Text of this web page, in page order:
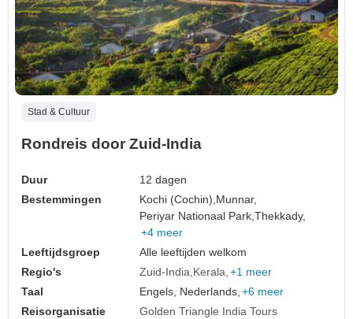
Stad & Cultuur
Rondreis door Zuid-India
Duur
12 dagen
Bestemmingen
Kochi (Cochin), Munnar,
Periyar Nationaal Park,Thekkady,
+4 meer
Leeftijdsgroep
Alle leeftijden welkom
Regio's
Zuid-India Kerala +1 meer
Taal
Engels, Nederlands, +6 meer
Reisorganisatie
Golden Triangle India Tours